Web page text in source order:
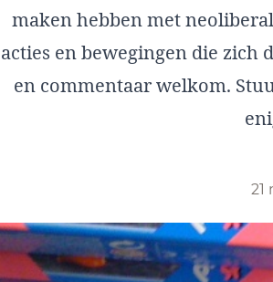
maken hebben met
acties en bewegingen die
en commentaar welkom.
21